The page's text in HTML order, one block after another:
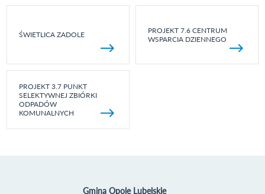
ŚWIETLICA ZADOLE
PROJEKT 7.6 CENTRUM
WSPARCIA DZIENNEGO
PROJEKT 3.7 PUNKT
SELEKTYWNEJ ZBIÓRKI
ODPADÓW
KOMUNALNYCH
Gmina Opole Lubelskie